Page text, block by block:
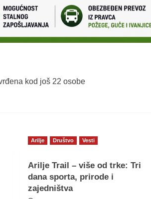
kod još 22 osobe
Arilje Društvo Vesti
Arilje Trail – više od trke: Tri
dana sporta, prirode i
zajedništva